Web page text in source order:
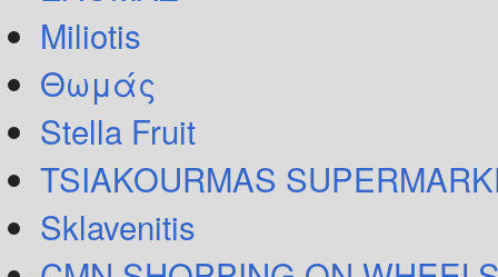
Miliotis
Θωμάς
Stella Fruit
TSIAKOURMAS
Sklavenitis